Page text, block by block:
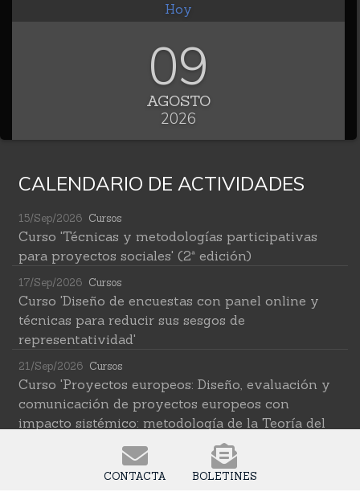
Hoy
09
AGOSTO
2026
CALENDARIO DE ACTIVIDADES
15/Sep/2026 Cursos
Curso 'Técnicas y metodologías participativas
para proyectos sociales' (2ª edición)
17/Sep/2026 Cursos
Curso 'Diseño de encuestas con panel online y
técnicas para reducir sus sesgos de
representatividad'
21/Sep/2026 Cursos
Curso 'Proyectos europeos: Diseño, evaluación y
comunicación de proyectos europeos con
impacto sistémico: metodología de la Teoría del
Cambio transformativa'
Cursos
CONTACTA BOLETINES